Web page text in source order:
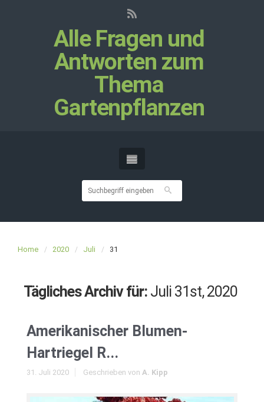
Alle Fragen und
Antworten zum
Thema
Gartenpflanzen
Home 2020 Juli 31
Tägliches Archiv für: Juli 31st, 2020
Amerikanischer Blumen-
Hartriegel R...
31. Juli 2020 Geschrieben von A. Kipp